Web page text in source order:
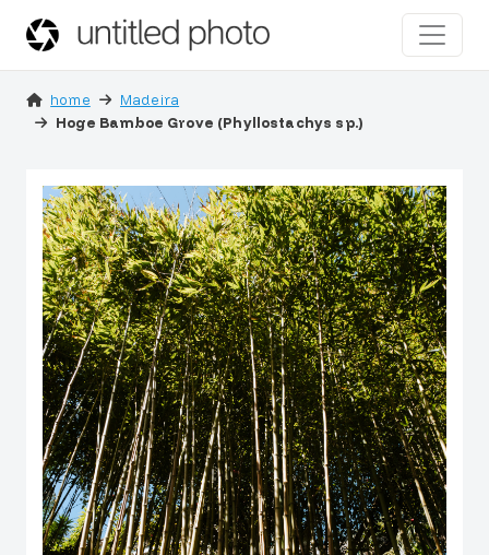
home
Madeira
Hoge Bamboe Grove (Phyllostachys sp.)